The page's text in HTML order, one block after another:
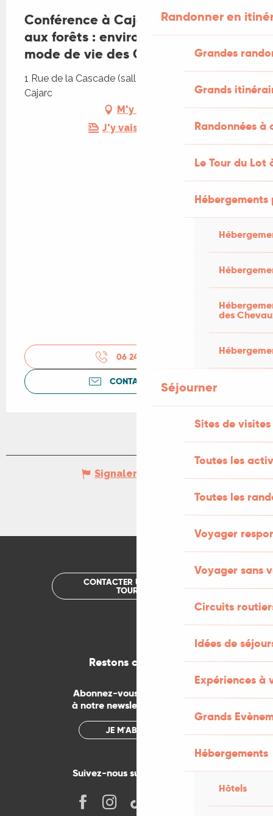
Randonner en
Grandes
Grands
Randonnées
Le Tour du Lot
des
Séjourner
Sites de visites
Toutes les
Toutes les
Voyager
Voyager sans
Circuits
Idées de
Expériences à
Grands
Hébergements
Hôtels
Conférence à Cajarc : "Des grottes
aux forêts : environnement et
mode de vie des Chiroptères ...."
1 Rue de la Cascade (salle des fêtes), 46160
Cajarc
M'y rendre
J'y vais en train !
06 24 66 22
CONTACTEZ-NOUS
Signaler une erreur
CONTACTER UN OFFICE DE
TOURISME
Restons connectés
Abonnez-vous gratuitement
à notre newsletter mensuelle
JE M'ABONNE
Suivez-nous sur les réseaux !